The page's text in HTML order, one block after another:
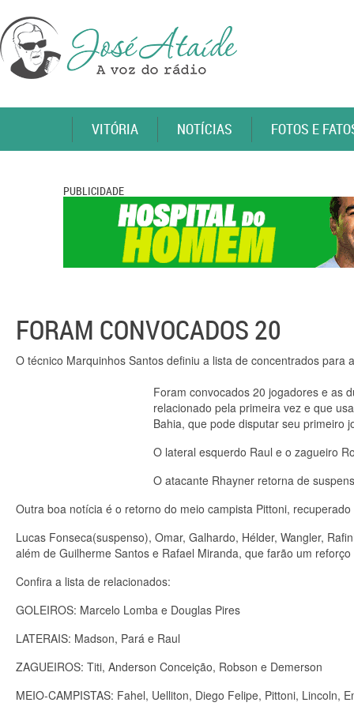
VITÓRIA NOTÍCIAS FOTOS E
PUBLICIDADE
FORAM CONVOCADOS 20
O técnico Marquinhos Santos definiu a lista de concentrados
Foram convocados 20 jogadores e as
relacionado pela primeira vez e que
Bahia, que pode disputar seu primeiro
O lateral esquerdo Raul e o zagueiro
O atacante Rhayner retorna de
Outra boa notícia é o retorno do meio campista Pittoni,
Lucas Fonseca(suspenso), Omar, Galhardo, Hélder, Wangler,
além de Guilherme Santos e Rafael Miranda, que farão um
Confira a lista de relacionados:
GOLEIROS: Marcelo Lomba e Douglas Pires
LATERAIS: Madson, Pará e Raul
ZAGUEIROS: Titi, Anderson Conceição, Robson e Demerson
MEIO-CAMPISTAS: Fahel, Uelliton, Diego Felipe, Pittoni, Lincoln,